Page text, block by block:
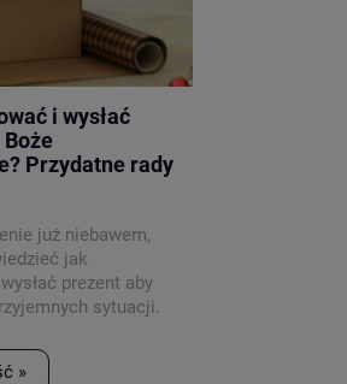
i wysłać
Przydatne rady
już niebawem,
jak
prezent aby
sytuacji.
»